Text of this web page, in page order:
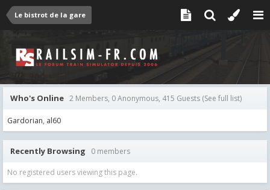
Le bistrot de la gare
Who's Online 2 Members, 0 Anonymous, 415 Guests (See full list)
Gardorian al60
Recently Browsing 0 members
No registered users viewing this page.